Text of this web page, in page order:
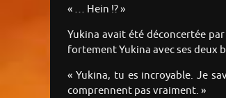
« … Hein !? »
Yukina avait été déconcertée
fortement Yukina avec ses deux
« Yukina, tu es incroyable. Je
comprennent pas vraiment. »